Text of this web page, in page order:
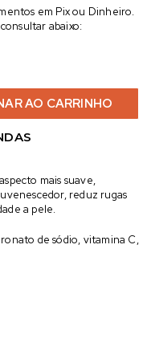
mais suave,
reduz rugas
a pele.
de sódio, vitamina C,
em Pix ou Dinheiro.
abaixo:
AO CARRINHO